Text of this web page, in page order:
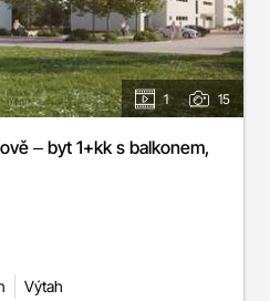
1 15
– byt 1+kk s balkonem,
Výtah